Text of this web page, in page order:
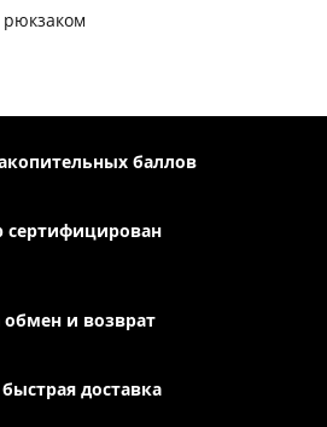
баллов
сертифицирован
обмен и возврат
доставка